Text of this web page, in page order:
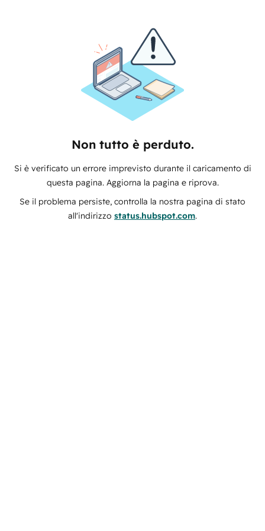
Non tutto è perduto.
Si è verificato un errore imprevisto durante il caricamento di
questa pagina. Aggiorna la pagina e riprova.
Se il problema persiste, controlla la nostra pagina di stato
all'indirizzo status.hubspot.com.